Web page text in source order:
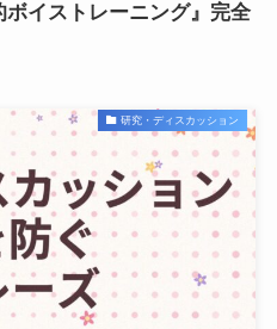
イストレーニング』完全
研究・ディスカッション